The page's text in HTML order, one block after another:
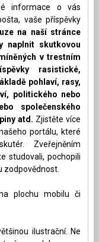
informace o vás
vaše příspěvky
na naší stránce
naplnit skutkovou
v trestním
rasistické,
pohlaví, rasy,
politického nebo
společenského
atd. Zjistěte více
portálu, které
Zveřejněním
studovali, pochopili
zodpovědnost.
plochu mobilu či
ilustrační. Ne